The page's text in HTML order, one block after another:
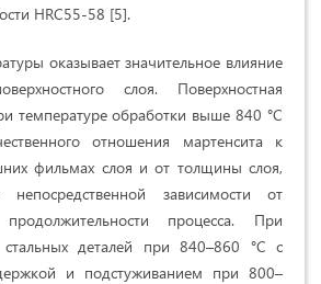
HRC55-58 [5].
оказывает значительное влияние
слоя. Поверхностная
температуре обработки выше 840 °С
отношения мартенсита к
фильмах слоя и от толщины слоя,
зависимости от
процесса. При
стальных деталей при 840–860 °С с
и подстуживанием при 800–